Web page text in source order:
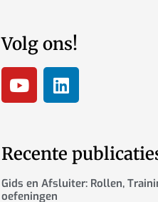
Volg ons!
Recente
Gids en Afsluiter: Rollen,
oefeningen